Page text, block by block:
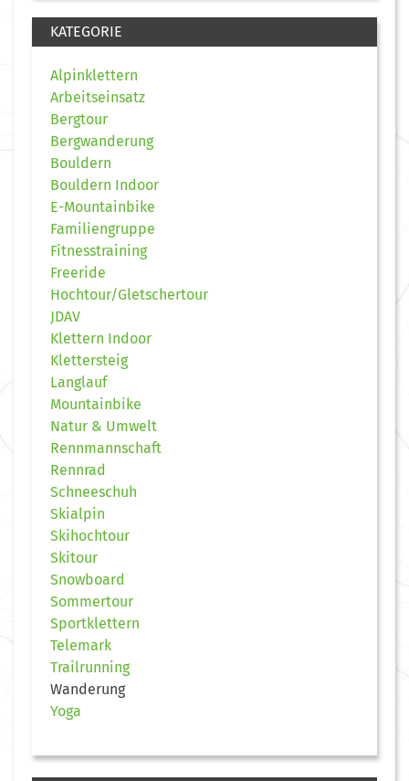
KATEGORIE
Alpinklettern
Arbeitseinsatz
Bergtour
Bergwanderung
Bouldern
Bouldern Indoor
E-Mountainbike
Familiengruppe
Fitnesstraining
Freeride
Hochtour/Gletschertour
JDAV
Klettern Indoor
Klettersteig
Langlauf
Mountainbike
Natur & Umwelt
Rennmannschaft
Rennrad
Schneeschuh
Skialpin
Skihochtour
Skitour
Snowboard
Sommertour
Sportklettern
Telemark
Trailrunning
Wanderung
Yoga